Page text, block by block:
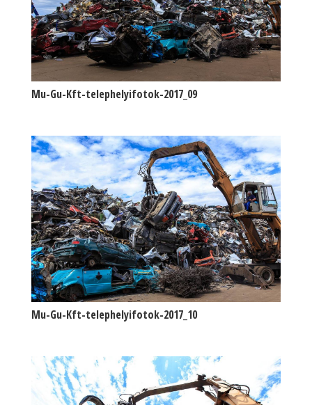
Mu-Gu-Kft-telephelyifotok-2017_09
Mu-Gu-Kft-telephelyifotok-2017_10